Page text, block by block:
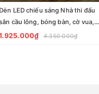
LED chiếu sáng Nhà thi đấu
cầu lông, bóng bàn, cờ vua,
thi đấu trong nhà
4.350.000₫